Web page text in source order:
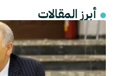
أبرز المقالات